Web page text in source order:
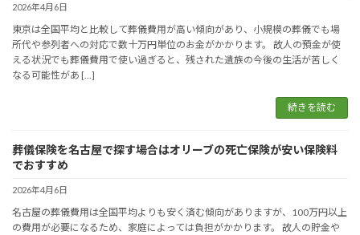
2026年4月6日
東京は全国平均と比較して葬儀費用が高い傾向があり、小規模の葬儀でも場
所代や参列者への対応で数十万円単位のお金がかかります。 故人の預金が使
える状況でも葬儀費用で使い過ぎると、残された遺族の今後の生活が苦しく
なる可能性があ […]
続きを読む
葬儀保険を名古屋で探す場合はオリーブの死亡保険が安い保険料
でおすすめ
2026年4月6日
名古屋の葬儀費用は全国平均よりも安く済む傾向がありますが、100万円以上
の費用が必要になるため、家庭によっては負担がかかります。 故人の貯金や